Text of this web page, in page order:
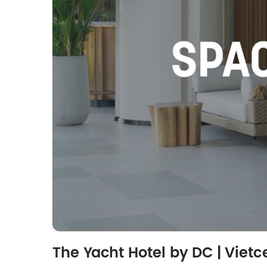
The Yacht Hotel by DC |